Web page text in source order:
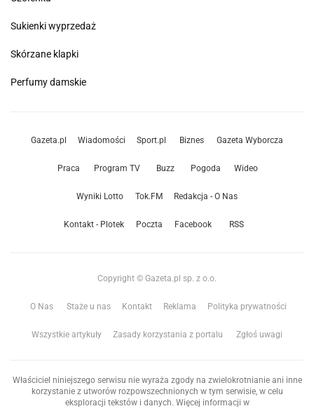
Sukienki wyprzedaż
Skórzane klapki
Perfumy damskie
Gazeta.pl Wiadomości Sport.pl Biznes Gazeta Wyborcza
Praca Program TV Buzz Pogoda Wideo
Wyniki Lotto Tok.FM Redakcja - O Nas
Kontakt - Plotek Poczta Facebook RSS
Copyright © Gazeta.pl sp. z o.o.
O Nas Staże u nas Kontakt Reklama Polityka prywatności
Wszystkie artykuły Zasady korzystania z portalu Zgłoś uwagi
Właściciel niniejszego serwisu nie wyraża zgody na zwielokrotnianie ani inne
korzystanie z utworów rozpowszechnionych w tym serwisie, w celu
eksploracji tekstów i danych. Więcej informacji w